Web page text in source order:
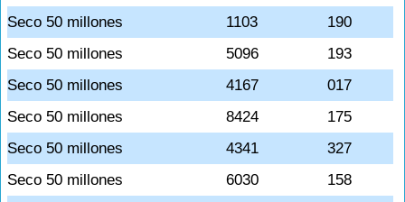
Seco 50 millones
1103
190
Seco 50 millones
5096
193
Seco 50 millones
4167
017
Seco 50 millones
8424
175
Seco 50 millones
4341
327
Seco 50 millones
6030
158